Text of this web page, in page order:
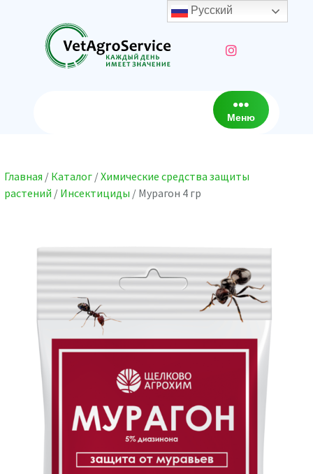
содержимому
Меню
Главная / Каталог /Химические средства защиты
растений / Инсектициды / Мурагон 4 гр
Русский